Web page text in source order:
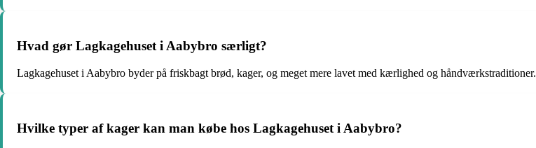
Hvad gør Lagkagehuset i Aabybro særligt?
Lagkagehuset i Aabybro byder på friskbagt brød, kager, og meget mere lavet med kærlighed og håndværkstraditioner.
Hvilke typer af kager kan man købe hos Lagkagehuset i Aabybro?